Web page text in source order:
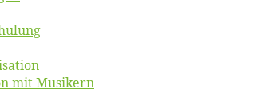
mit Musikern